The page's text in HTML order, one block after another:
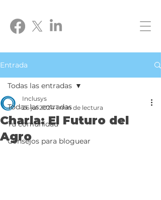
Entrada
Todas las entradas
Tu comunidad
Consejos para bloguear
Todas las entradas
Charla: El Futuro del
Agro
Inclusys
26 jul 2024 1 min de lectura